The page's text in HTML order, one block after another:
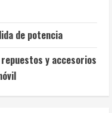
de potencia
y accesorios